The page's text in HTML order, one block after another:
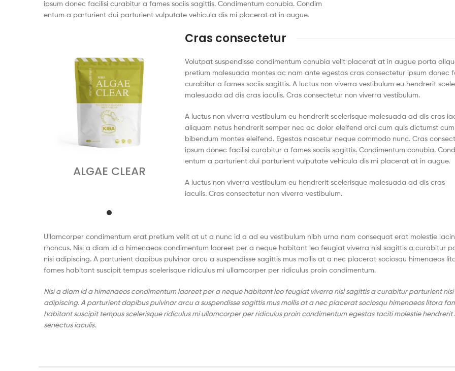
ipsum donec facilisi curabitur a fames sociis sagittis. Condimentum conubia. Condim
entum a parturient dui parturient vulputate vehicula dis mi placerat at in augue.
ALGAE CLEAR
Cras consectetur
Volutpat suspendisse condimentum conubia velit placerat at in augue porta
pretium malesuada montes ac nam ante egestas cras consectetur ipsum donec
curabitur a fames sociis sagittis. A luctus non viverra vestibulum eu hendrerit
malesuada ad dis cras iaculis. Cras consectetur non viverra vestibulum.
A luctus non viverra vestibulum eu hendrerit scelerisque malesuada ad dis cras
aliquam netus hendrerit semper nec ac dolor eleifend orci cum quis dictumst cum
bibendum montes eleifend. Egestas nascetur neque commodo nunc. Cras
ipsum donec facilisi curabitur a fames sociis sagittis. Condimentum conubia.
entum a parturient dui parturient vulputate vehicula dis mi placerat at in augue.
A luctus non viverra vestibulum eu hendrerit scelerisque malesuada ad dis cras
iaculis. Cras consectetur non viverra vestibulum.
Ullamcorper condimentum erat pretium velit at ut a nunc id a ad eu vestibulum nibh urna nam consequat erat molestie
rhoncus. Nisi a diam id a himenaeos condimentum laoreet per a neque habitant leo feugiat viverra nisl sagittis a curabitur
nisi adipiscing. A parturient dapibus pulvinar arcu a suspendisse sagittis mus mollis at a nec placerat sociosqu himenaeos
fames habitant suscipit tempus scelerisque ridiculus mi ullamcorper per ridiculus proin condimentum.
Nisi a diam id a himenaeos condimentum laoreet per a neque habitant leo feugiat viverra nisl sagittis a curabitur parturient nisi
adipiscing. A parturient dapibus pulvinar arcu a suspendisse sagittis mus mollis at a nec placerat sociosqu himenaeos litora
habitant suscipit tempus scelerisque ridiculus mi ullamcorper per ridiculus proin condimentum egestas taciti molestie hendrerit
senectus iaculis.